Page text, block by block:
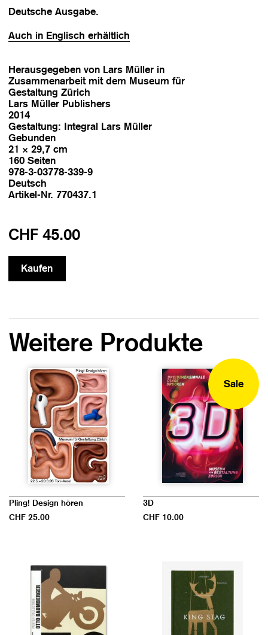
Deutsche Ausgabe.
Auch in Englisch erhältlich
Herausgegeben von Lars Müller in
Zusammenarbeit mit dem Museum für
Gestaltung Zürich
Lars Müller Publishers
2014
Gestaltung: Integral Lars Müller
Gebunden
21 × 29,7 cm
160 Seiten
978-3-03778-339-9
Deutsch
Artikel-Nr. 770437.1
CHF 45.00
Weitere Produkte
Pling! Design hören
CHF 25.00
Sale
3D
CHF 10.00